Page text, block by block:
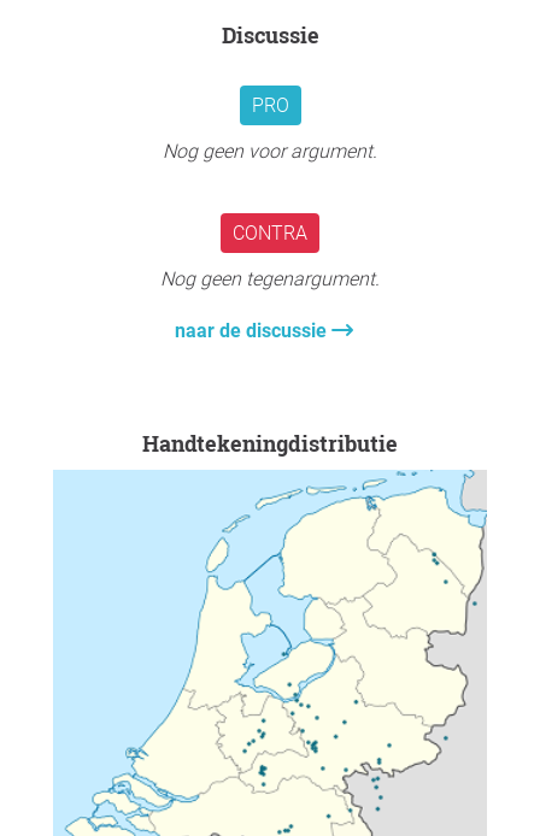
datawetenschapper en AI Fellow aan de TU Eindhoven.
jullie steun blijft. Heel veel dank.
Warme groet, Egge
Discussie
PRO
Nog geen voor argument.
CONTRA
Nog geen tegenargument.
naar de discussie
Handtekeningdistributie